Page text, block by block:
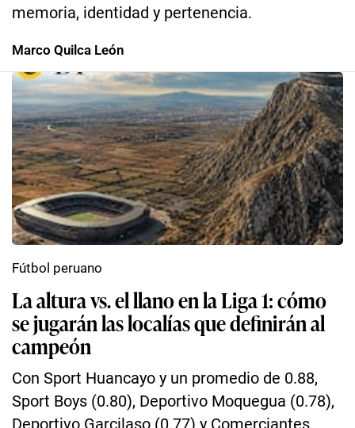
memoria, identidad y pertenencia.
Marco Quilca León
La altura vs. el llano en la Liga 1: cómo
se jugarán las localías que definirán al
campeón
Con Sport Huancayo y un promedio de 0.88,
Sport Boys (0.80), Deportivo Moquegua (0.78),
Fútbol peruano